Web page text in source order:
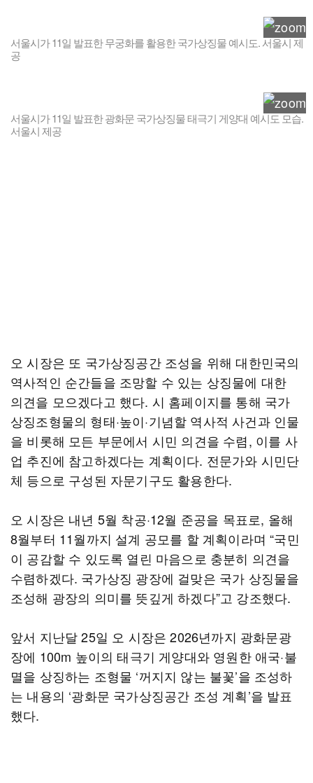
서울시가 11일 발표한 무궁화를 활용한 국가상징물 예시도. 서울시 제
공
서울시가 11일 발표한 광화문 국가상징물 태극기 게양대 예시도 모습.
서울시 제공
오 시장은 또 국가상징공간 조성을 위해 대한민국의
역사적인 순간들을 조망할 수 있는 상징물에 대한
의견을 모으겠다고 했다. 시 홈페이지를 통해 국가
상징조형물의 형태·높이·기념할 역사적 사건과 인물
을 비롯해 모든 부문에서 시민 의견을 수렴, 이를 사
업 추진에 참고하겠다는 계획이다. 전문가와 시민단
체 등으로 구성된 자문기구도 활용한다.
오 시장은 내년 5월 착공·12월 준공을 목표로, 올해
8월부터 11월까지 설계 공모를 할 계획이라며 “국민
이 공감할 수 있도록 열린 마음으로 충분히 의견을
수렴하겠다. 국가상징 광장에 걸맞은 국가 상징물을
조성해 광장의 의미를 뜻깊게 하겠다”고 강조했다.
앞서 지난달 25일 오 시장은 2026년까지 광화문광
장에 100m 높이의 태극기 게양대와 영원한 애국·불
멸을 상징하는 조형물 ‘꺼지지 않는 불꽃’을 조성하
는 내용의 ‘광화문 국가상징공간 조성 계획’을 발표
했다.